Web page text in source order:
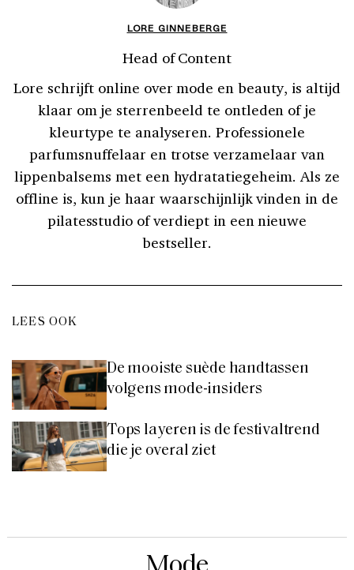
LORE GINNEBERGE
Head of Content
Lore schrijft online over mode en beauty, is altijd
klaar om je sterrenbeeld te ontleden of je
kleurtype te analyseren. Professionele
parfumsnuffelaar en trotse verzamelaar van
lippenbalsems met een hydratatiegeheim. Als ze
offline is, kun je haar waarschijnlijk vinden in de
pilatesstudio of verdiept in een nieuwe
bestseller.
LEES OOK
De mooiste suède handtassen
volgens mode-insiders
Tops layeren is de festivaltrend
die je overal ziet